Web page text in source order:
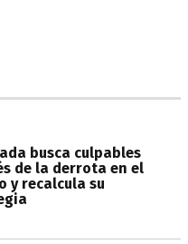
busca culpables
de la derrota en el
y recalcula su